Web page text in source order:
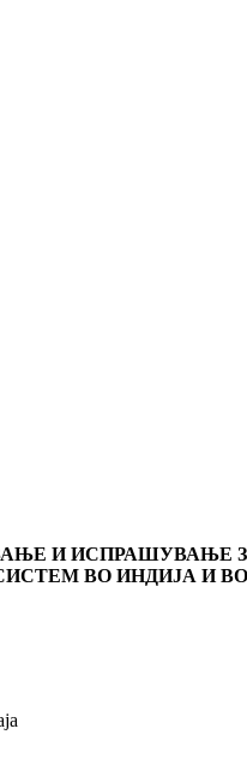
И ИСПРАШУВАЊЕ
ВО ИНДИЈА И